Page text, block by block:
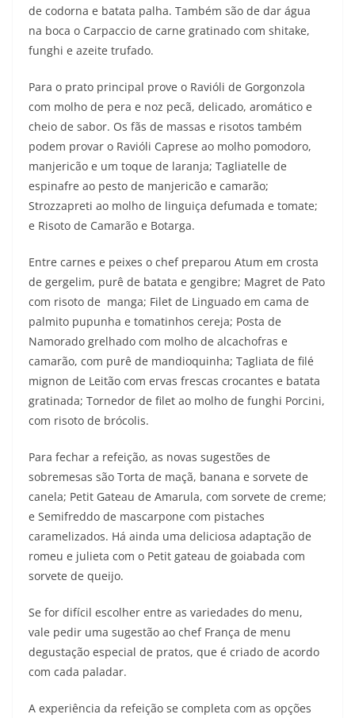
de codorna e batata palha. Também são de dar água
na boca o Carpaccio de carne gratinado com shitake,
funghi e azeite trufado.
Para o prato principal prove o Ravióli de Gorgonzola
com molho de pera e noz pecã, delicado, aromático e
cheio de sabor. Os fãs de massas e risotos também
podem provar o Ravióli Caprese ao molho pomodoro,
manjericão e um toque de laranja; Tagliatelle de
espinafre ao pesto de manjericão e camarão;
Strozzapreti ao molho de linguiça defumada e tomate;
e Risoto de Camarão e Botarga.
Entre carnes e peixes o chef preparou Atum em crosta
de gergelim, purê de batata e gengibre; Magret de Pato
com risoto de manga; Filet de Linguado em cama de
palmito pupunha e tomatinhos cereja; Posta de
Namorado grelhado com molho de alcachofras e
camarão, com purê de mandioquinha; Tagliata de filé
mignon de Leitão com ervas frescas crocantes e batata
gratinada; Tornedor de filet ao molho de funghi Porcini,
com risoto de brócolis.
Para fechar a refeição, as novas sugestões de
sobremesas são Torta de maçã, banana e sorvete de
canela; Petit Gateau de Amarula, com sorvete de creme;
e Semifreddo de mascarpone com pistaches
caramelizados. Há ainda uma deliciosa adaptação de
romeu e julieta com o Petit gateau de goiabada com
sorvete de queijo.
Se for difícil escolher entre as variedades do menu,
vale pedir uma sugestão ao chef França de menu
degustação especial de pratos, que é criado de acordo
com cada paladar.
A experiência da refeição se completa com as opções